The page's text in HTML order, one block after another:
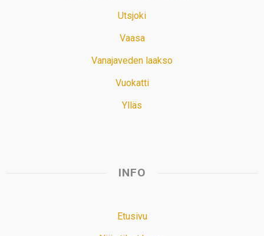
Utsjoki
Vaasa
Vanajaveden laakso
Vuokatti
Ylläs
INFO
Etusivu